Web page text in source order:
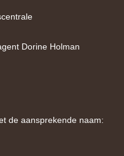
Dorine Holman
de aansprekende naam: